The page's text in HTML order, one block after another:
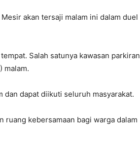
akan tersaji malam ini dalam duel
Salah satunya kawasan parkiran
malam.
dan dapat diikuti seluruh masyarakat.
ruang kebersamaan bagi warga dalam